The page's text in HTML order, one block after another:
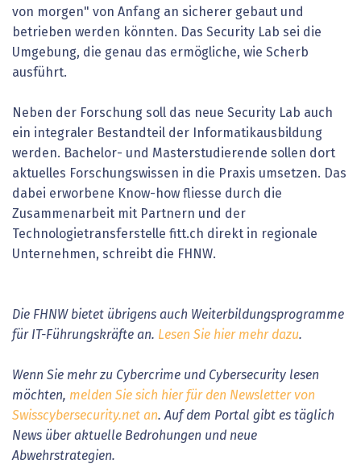
von morgen" von Anfang an sicherer gebaut und
betrieben werden könnten. Das Security Lab sei die
Umgebung, die genau das ermögliche, wie Scherb
ausführt.
Neben der Forschung soll das neue Security Lab auch
ein integraler Bestandteil der Informatikausbildung
werden. Bachelor- und Masterstudierende sollen dort
aktuelles Forschungswissen in die Praxis umsetzen. Das
dabei erworbene Know-how fliesse durch die
Zusammenarbeit mit Partnern und der
Technologietransferstelle fitt.ch direkt in regionale
Unternehmen, schreibt die FHNW.
Die FHNW bietet übrigens auch Weiterbildungsprogramme
für IT-Führungskräfte an. Lesen Sie hier mehr dazu.
Wenn Sie mehr zu Cybercrime und Cybersecurity lesen
möchten, melden Sie sich hier für den Newsletter von
Swisscybersecurity.net an. Auf dem Portal gibt es täglich
News über aktuelle Bedrohungen und neue
Abwehrstrategien.